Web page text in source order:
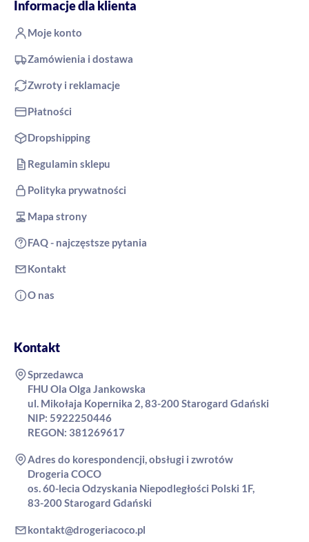
Informacje dla klienta
Moje konto
Zamówienia i dostawa
Zwroty i reklamacje
Płatności
Dropshipping
Regulamin sklepu
Polityka prywatności
Mapa strony
FAQ - najczęstsze pytania
Kontakt
O nas
Kontakt
Sprzedawca
FHU Ola Olga Jankowska
ul. Mikołaja Kopernika 2, 83-200 Starogard Gdański
NIP: 5922250446
REGON: 381269617
Adres do korespondencji, obsługi i zwrotów
Drogeria COCO
os. 60-lecia Odzyskania Niepodległości Polski 1F,
83-200 Starogard Gdański
kontakt@drogeriacoco.pl